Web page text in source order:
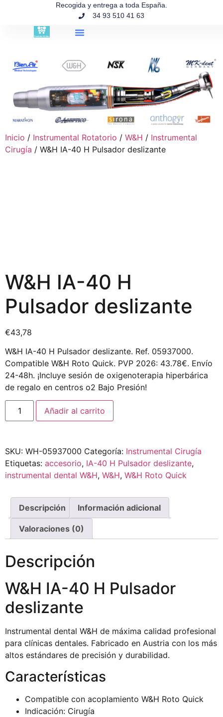
Recogida y entrega a toda España.
34 93 510 41 63
Inicio / Instrumental Rotatorio / W&H / Instrumental
Cirugía / W&H IA-40 H Pulsador deslizante
W&H IA-40 H
Pulsador deslizante
€43,78
W&H IA-40 H Pulsador deslizante. Ref. 05937000.
Compatible W&H Roto Quick. PVP 2026: 43.78€. Envío
24-48h. ¡Incluye sesión de oxigenoterapia hiperbárica
de regalo en centros o2 Bajo Presión!
Añadir al carrito
SKU: WH-05937000 Categoría: Instrumental Cirugía
Etiquetas: accesorio, IA-40 H Pulsador deslizante,
instrumental dental W&H, W&H, W&H Roto Quick
Descripción Información adicional
Valoraciones (0)
Descripción
W&H IA-40 H Pulsador
deslizante
Instrumental dental W&H de máxima calidad profesional
para clínicas dentales. Fabricado en Austria con los más
altos estándares de precisión y durabilidad.
Características
Compatible con acoplamiento W&H Roto Quick
Indicación: Cirugía